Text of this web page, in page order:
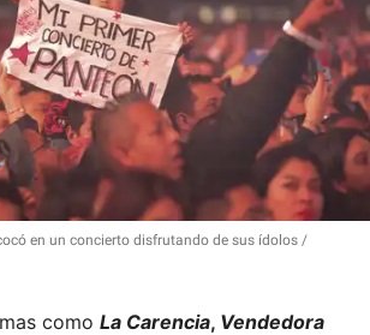
en un concierto disfrutando de sus ídolos
como La Carencia, Vendedora